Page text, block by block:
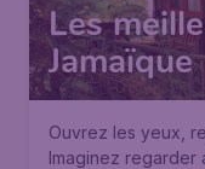
Les
Jamaïque
Ouvrez les yeux,
Imaginez regarder